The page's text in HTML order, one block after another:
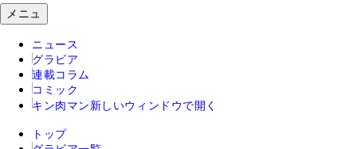
メニュ
ニュース
グラビア
連載コラム
コミック
キン肉マン 新しいウィンドウで開く
トップ